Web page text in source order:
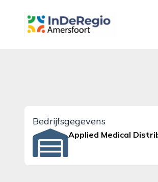
inderegioamersfoort.nl
Bedrijfsgegevens
Applied Medical